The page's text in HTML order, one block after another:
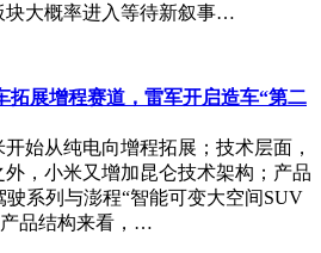
块大概率进入等待新叙事…
拓展增程赛道，雷军开启造车“第二
始从纯电向增程拓展；技术层面，
，小米又增加昆仑技术架构；产品
驶系列与澎程“智能可变大空间SUV
品结构来看，…